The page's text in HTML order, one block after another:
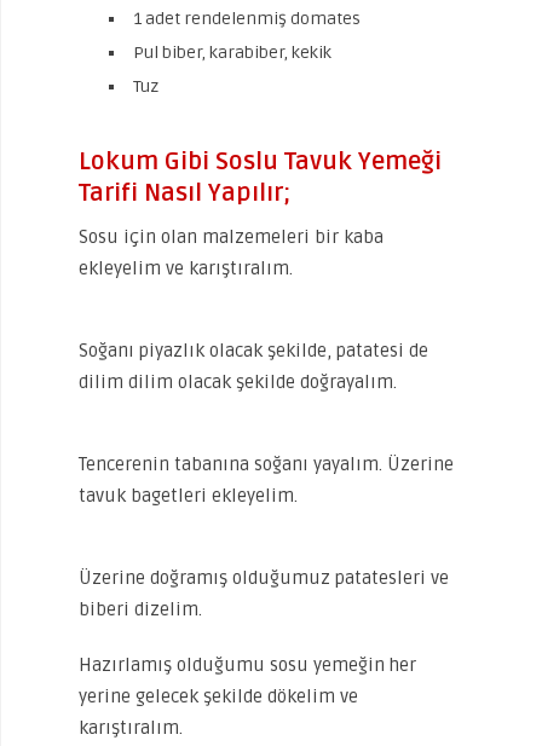
1 adet rendelenmiş domates
Pul biber, karabiber, kekik
Tuz
Lokum Gibi Soslu Tavuk Yemeği
Tarifi Nasıl Yapılır;
Sosu için olan malzemeleri bir kaba
ekleyelim ve karıştıralım.
Soğanı piyazlık olacak şekilde, patatesi de
dilim dilim olacak şekilde doğrayalım.
Tencerenin tabanına soğanı yayalım. Üzerine
tavuk bagetleri ekleyelim.
Üzerine doğramış olduğumuz patatesleri ve
biberi dizelim.
Hazırlamış olduğumu sosu yemeğin her
yerine gelecek şekilde dökelim ve
karıştıralım.